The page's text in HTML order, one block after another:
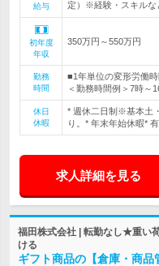
給与 定）※経験・スキル
初年度
年収
350万円～550万円
勤務
時間
■1年単位の変形労働
＜勤務時間例＞7時～
休日
休暇
* 週休二日制※基本土
り。* 年末年始休暇*
求人詳細を見る
福田株式会社 | 転勤なし★重い
ける
ギフト商品の【倉庫・商